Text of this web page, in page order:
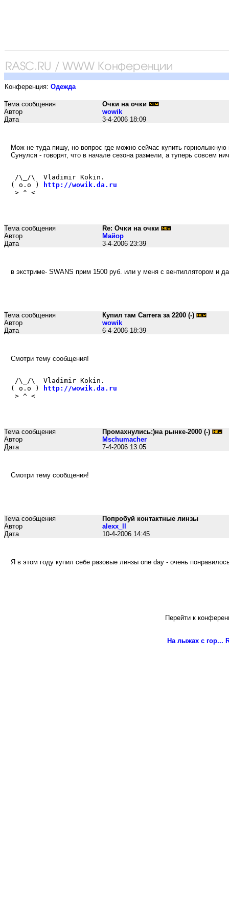
Конференция: Одежда
Тема сообщения
Очки на очки
Автор
wowik
Дата
3-4-2006 18:09
Мож не туда пишу, но вопрос где можно сейчас купить горнолыжную
Сунулся - говорят, что в начале сезона размели, а туперь совсем
/\_/\  Vladimir Kokin.
( o.o )
http://wowik.da.ru
> ^ <
Тема сообщения
Re: Очки на очки
Автор
Maйop
Дата
3-4-2006 23:39
в экстриме- SWANS прим 1500 руб. или у меня с вентиллятором и
Тема сообщения
Купил там Carrera за 2200 (-)
Автор
wowik
Дата
6-4-2006 18:39
Смотри тему сообщения!
/\_/\  Vladimir Kokin.
( o.o )
http://wowik.da.ru
> ^ <
Тема сообщения
Промахнулись:)на рынке-2000 (-)
Автор
Mschumacher
Дата
7-4-2006 13:05
Смотри тему сообщения!
Тема сообщения
Попробуй контактные линзы
Автор
alexx_ll
Дата
10-4-2006 14:45
Я в этом году купил себе разовые линзы one day - очень
Перейти к
На лыжах с гор...